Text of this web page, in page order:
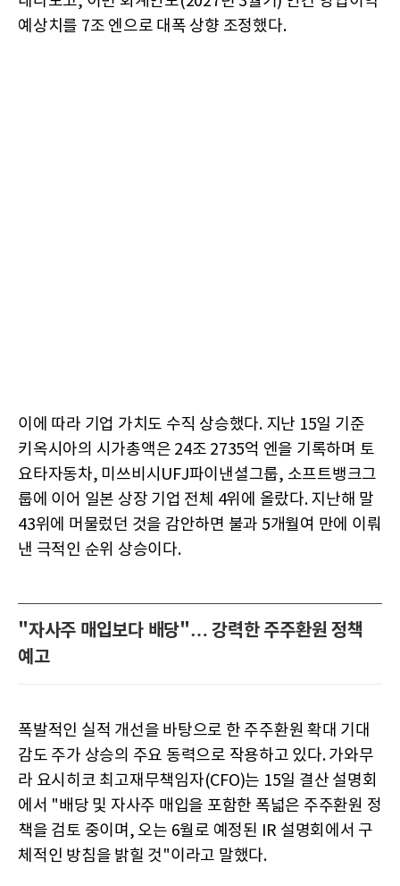
예상치를 7조 엔으로 대폭 상향 조정했다.
이에 따라 기업 가치도 수직 상승했다. 지난 15일 기준
키옥시아의 시가총액은 24조 2735억 엔을 기록하며 토
요타자동차, 미쓰비시UFJ파이낸셜그룹, 소프트뱅크그
룹에 이어 일본 상장 기업 전체 4위에 올랐다. 지난해 말
43위에 머물렀던 것을 감안하면 불과 5개월여 만에 이뤄
낸 극적인 순위 상승이다.
"자사주 매입보다 배당"… 강력한 주주환원 정책
예고
폭발적인 실적 개선을 바탕으로 한 주주환원 확대 기대
감도 주가 상승의 주요 동력으로 작용하고 있다. 가와무
라 요시히코 최고재무책임자(CFO)는 15일 결산 설명회
에서 "배당 및 자사주 매입을 포함한 폭넓은 주주환원 정
책을 검토 중이며, 오는 6월로 예정된 IR 설명회에서 구
체적인 방침을 밝힐 것"이라고 말했다.